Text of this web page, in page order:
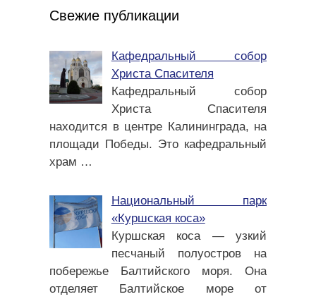
Свежие публикации
Кафедральный собор
Христа Спасителя
Кафедральный собор
Христа Спасителя
находится в центре Калининграда, на
площади Победы. Это кафедральный
храм …
Национальный парк
«Куршская коса»
Куршская коса — узкий
песчаный полуостров на
побережье Балтийского моря. Она
отделяет Балтийское море от